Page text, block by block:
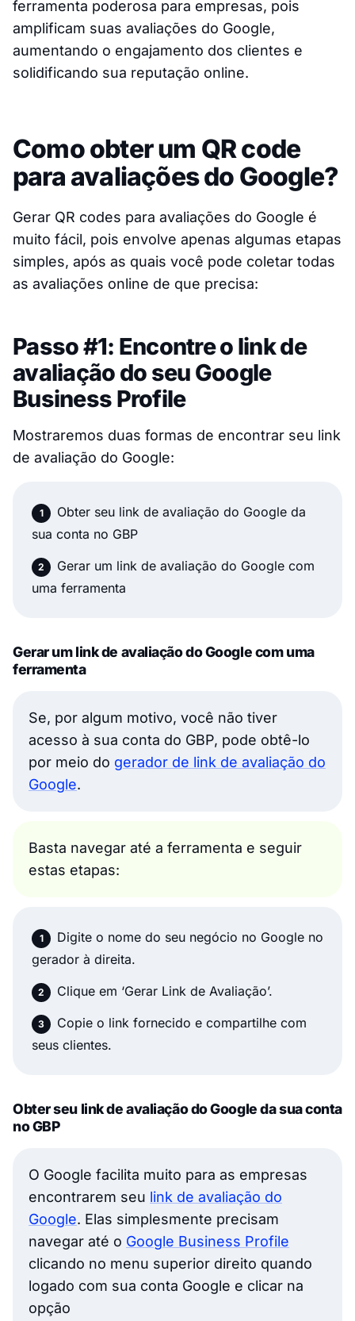
ferramenta poderosa para empresas, pois
amplificam suas avaliações do Google,
aumentando o engajamento dos clientes e
solidificando sua reputação online.
Como obter um QR code
para avaliações do Google?
Gerar QR codes para avaliações do Google é
muito fácil, pois envolve apenas algumas etapas
simples, após as quais você pode coletar todas
as avaliações online de que precisa:
Passo #1: Encontre o link de
avaliação do seu Google
Business Profile
Mostraremos duas formas de encontrar seu link
de avaliação do Google:
Obter seu link de avaliação do Google da
sua conta no GBP
Gerar um link de avaliação do Google com
uma ferramenta
Gerar um link de avaliação do Google com uma
ferramenta
Se, por algum motivo, você não tiver
acesso à sua conta do GBP, pode obtê-lo
por meio do gerador de link de avaliação do
Google.
Basta navegar até a ferramenta e seguir
estas etapas:
Digite o nome do seu negócio no Google no
gerador à direita.
Clique em ‘Gerar Link de Avaliação’.
Copie o link fornecido e compartilhe com
seus clientes.
Obter seu link de avaliação do Google da sua conta
no GBP
O Google facilita muito para as empresas
encontrarem seu link de avaliação do
Google. Elas simplesmente precisam
navegar até o Google Business Profile
clicando no menu superior direito quando
logado com sua conta Google e clicar na
opção